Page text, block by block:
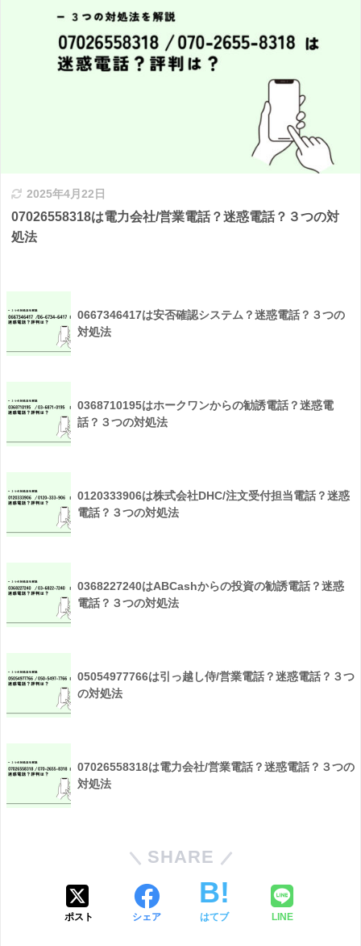
2025年4月22日
07026558318は電力会社/営業電話？迷惑電話？３つの対
処法
0667346417は安否確認システム？迷惑電話？３つの
対処法
0368710195はホークワンからの勧誘電話？迷惑電
話？３つの対処法
0120333906は株式会社DHC/注文受付担当電話？迷惑
電話？３つの対処法
0368227240はABCashからの投資の勧誘電話？迷惑
電話？３つの対処法
05054977766は引っ越し侍/営業電話？迷惑電話？３つ
の対処法
07026558318は電力会社/営業電話？迷惑電話？３つの
対処法
SHARE
ポスト シェア はてブ LINE